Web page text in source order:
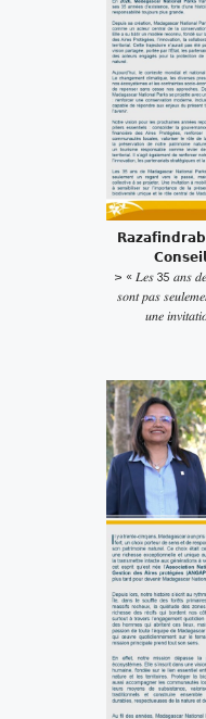
> « 𝐿𝑒𝑠 35 𝑎𝑛𝑠
𝑠𝑜𝑛𝑡 𝑝𝑎𝑠
𝑢𝑛𝑒